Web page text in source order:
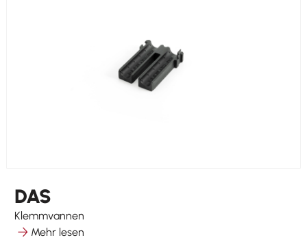
DAS
Klemmvannen
Mehr lesen